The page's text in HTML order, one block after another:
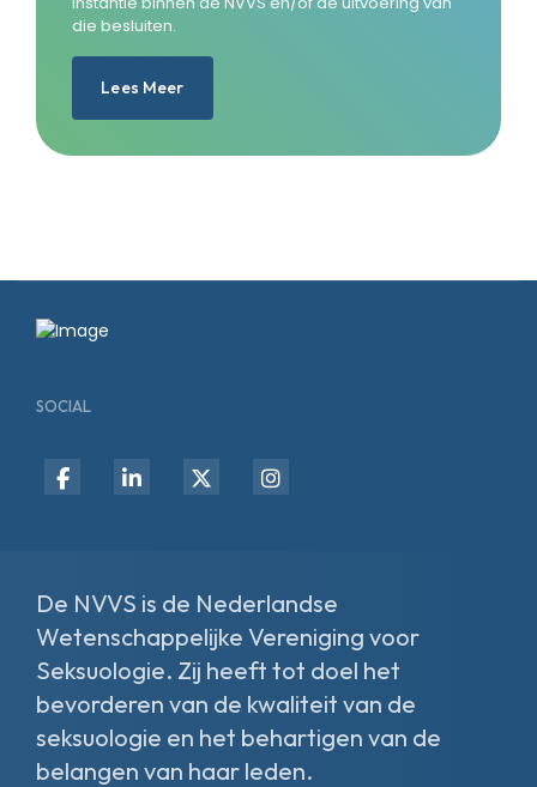
die besluiten.
Lees Meer
SOCIAL
fab
fab
fab
De NVVS is de Nederlandse
Wetenschappelijke Vereniging voor
Seksuologie. Zij heeft tot doel het
bevorderen van de kwaliteit van de
seksuologie en het behartigen van de
belangen van haar leden.